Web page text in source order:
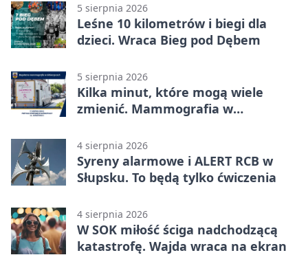
5 sierpnia 2026
Leśne 10 kilometrów i biegi dla
dzieci. Wraca Bieg pod Dębem
5 sierpnia 2026
Kilka minut, które mogą wiele
zmienić. Mammografia w
4 sierpnia 2026
Syreny alarmowe i ALERT RCB w
Słupsku. To będą tylko ćwiczenia
4 sierpnia 2026
W SOK miłość ściga nadchodzącą
katastrofę. Wajda wraca na ekran